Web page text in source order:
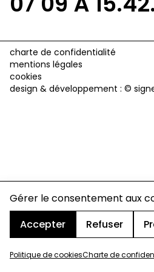
Gérer le consentement aux
Accepter
Refuser
Politique de cookiesCharte de
charte de confidentialité
mentions légales
cookies
design & développement : ©